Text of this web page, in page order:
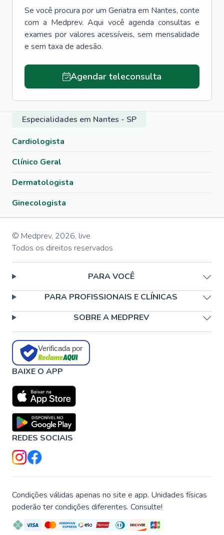
Se você procura por um Geriatra em Nantes, conte
com a Medprev. Aqui você agenda consultas e
exames por valores acessíveis, sem mensalidade
e sem taxa de adesão.
Agendar teleconsulta
Especialidades em Nantes - SP
Cardiologista
Clínico Geral
Dermatologista
Ginecologista
© Medprev, 2026, live
Todos os direitos reservados
PARA VOCÊ
PARA PROFISSIONAIS E CLÍNICAS
SOBRE A MEDPREV
Verificada por
BAIXE O APP
REDES SOCIAIS
Condições válidas apenas no site e app. Unidades físicas
poderão ter condições diferentes. Consulte!